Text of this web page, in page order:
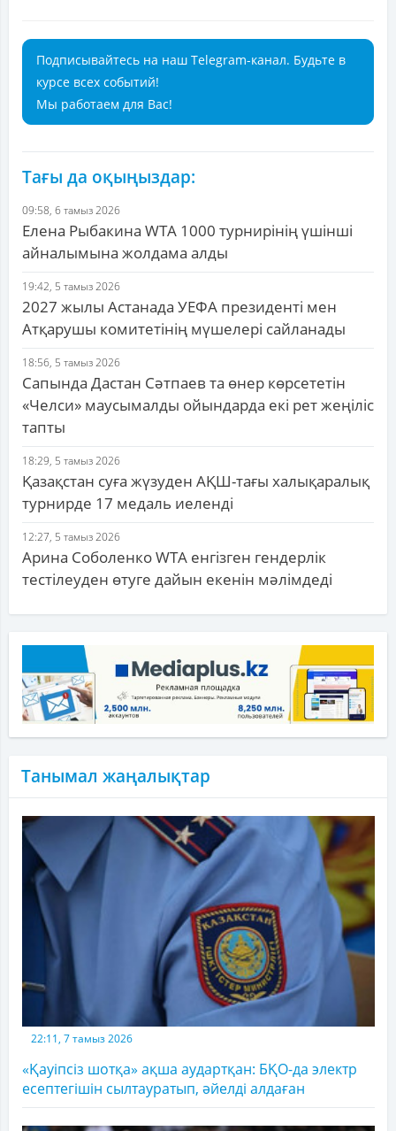
Подписывайтесь на наш Telegram-канал. Будьте в
курсе всех событий!
Мы работаем для Вас!
Тағы да оқыңыздар:
09:58, 6 тамыз 2026
Елена Рыбакина WTA 1000 турнирінің үшінші
айналымына жолдама алды
19:42, 5 тамыз 2026
2027 жылы Астанада УЕФА президенті мен
Атқарушы комитетінің мүшелері сайланады
18:56, 5 тамыз 2026
Сапында Дастан Сәтпаев та өнер көрсететін
«Челси» маусымалды ойындарда екі рет жеңіліс
тапты
18:29, 5 тамыз 2026
Қазақстан суға жүзуден АҚШ-тағы халықаралық
турнирде 17 медаль иеленді
12:27, 5 тамыз 2026
Арина Соболенко WTA енгізген гендерлік
тестілеуден өтуге дайын екенін мәлімдеді
Танымал жаңалықтар
22:11, 7 тамыз 2026
«Қауіпсіз шотқа» ақша аудартқан: БҚО-да электр
есептегішін сылтауратып, әйелді алдаған